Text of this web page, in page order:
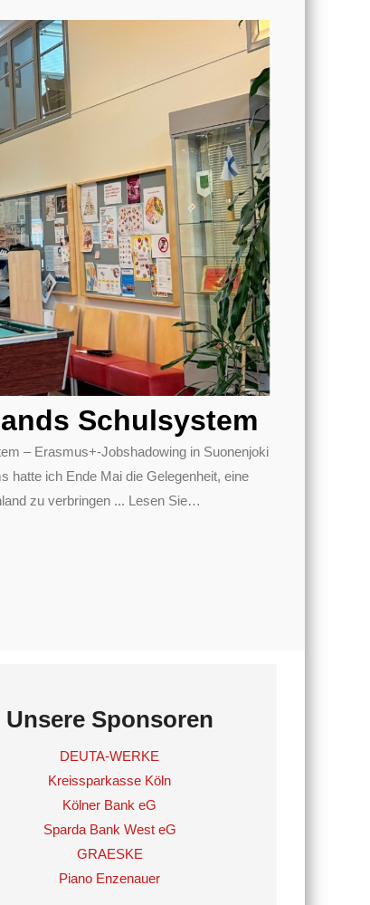
Schulsystem
– Erasmus+-Jobshadowing in Suonenjoki
hatte ich Ende Mai die Gelegenheit, eine
zu verbringen ... Lesen Sie…
Unsere Sponsoren
DEUTA-WERKE
Kreissparkasse Köln
Kölner Bank eG
Sparda Bank West eG
GRAESKE
Piano Enzenauer